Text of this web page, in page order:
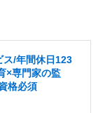
ス/年間休日123
×専門家の監
格必須